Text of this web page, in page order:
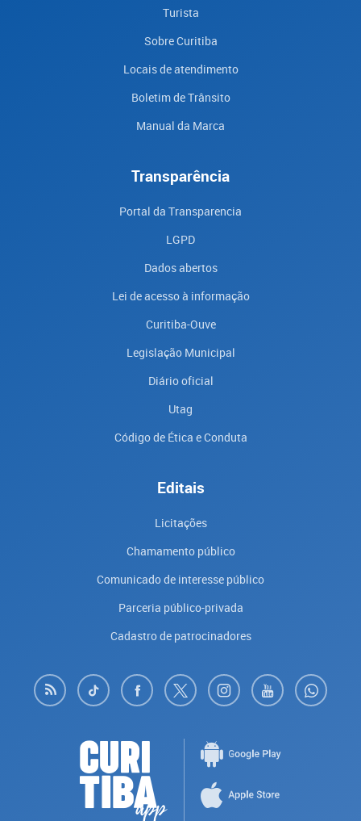
Turista
Sobre Curitiba
Locais de atendimento
Boletim de Trânsito
Manual da Marca
Transparência
Portal da Transparencia
LGPD
Dados abertos
Lei de acesso à informação
Curitiba-Ouve
Legislação Municipal
Diário oficial
Utag
Código de Ética e Conduta
Editais
Licitações
Chamamento público
Comunicado de interesse público
Parceria público-privada
Cadastro de patrocinadores